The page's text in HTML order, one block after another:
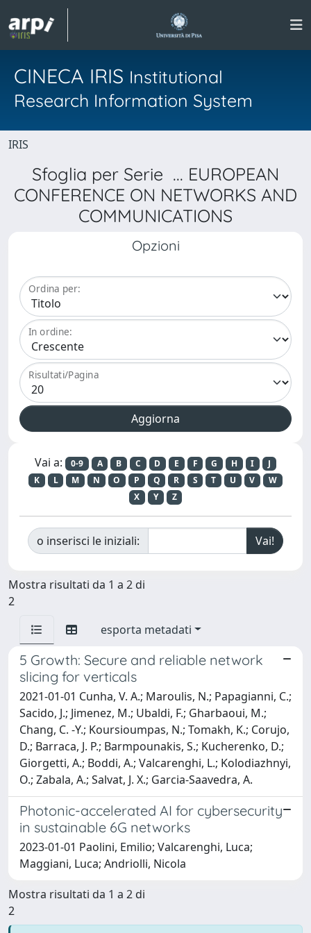
CINECA IRIS Institutional
Research Information System
IRIS
Sfoglia per Serie ... EUROPEAN
CONFERENCE ON NETWORKS AND
COMMUNICATIONS
Opzioni
Ordina per:
In ordine:
Risultati/Pagina
Vai a: 0-9 A B C D E F G H I
J
K
L M N O P Q R S T U V
W
X
Y Z
o inserisci le iniziali:
Mostra risultati da 1 a 2 di
2
esporta metadati
5 Growth: Secure and reliable network
slicing for verticals
2021-01-01 Cunha, V. A.; Maroulis, N.; Papagianni, C.;
Sacido, J.; Jimenez, M.; Ubaldi, F.; Gharbaoui, M.;
Chang, C. -Y.; Koursioumpas, N.; Tomakh, K.; Corujo,
D.; Barraca, J. P.; Barmpounakis, S.; Kucherenko, D.;
Giorgetti, A.; Boddi, A.; Valcarenghi, L.; Kolodiazhnyi,
O.; Zabala, A.; Salvat, J. X.; Garcia-Saavedra, A.
Photonic-accelerated AI for cybersecurity
in sustainable 6G networks
2023-01-01 Paolini, Emilio; Valcarenghi, Luca;
Maggiani, Luca; Andriolli, Nicola
Mostra risultati da 1 a 2 di
2